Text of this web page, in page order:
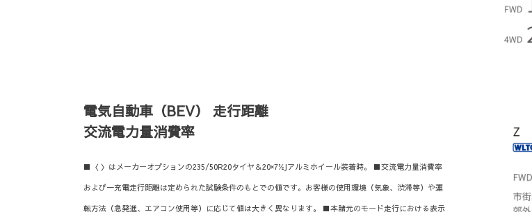
電気自動車（BEV） 走行距離
交流電力量消費率
■〈 〉はメーカーオプションの235/50R20タイヤ＆20×7½Jアルミホイール装着時。 ■交流電力量消費率
および一充電走行距離は定められた試験条件のもとでの値です。お客様の使用環境（気象、渋滞等）や運
転方法（急発進、エアコン使用等）に応じて値は大きく異なります。 ■本諸元のモード走行における表示